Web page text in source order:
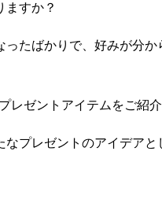
ますか？
たばかりで、好みが分
レゼントアイテムをご紹介
プレゼントのアイデアと